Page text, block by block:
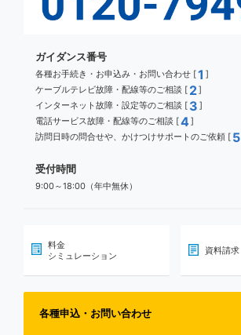
ガイダンス番号
各種お手続き・お申込み・お問い合わせ [1 ]
ケーブルテレビ故障・配線等のご相談 [ 2]
インターネット故障・設定等のご相談 [ 3 ]
電話サービス故障・配線等のご相談 [4]
訪問日時の問合せや、かけつけサポートのご依頼 [ 5
受付時間
9:00～18:00（年中無休）
料金
シミュレーション
資料請求
各種申込・お問い合わせ